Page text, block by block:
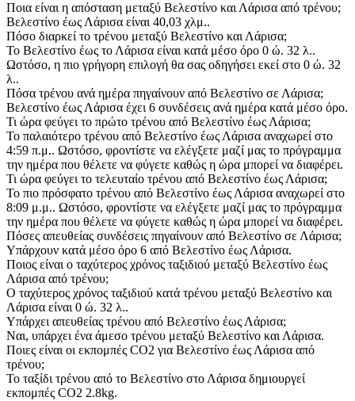
Ποια είναι η απόσταση μεταξύ Βελεστίνο και Λάρισα από τρένου;
Βελεστίνο έως Λάρισα είναι 40,03 χλμ..
Πόσο διαρκεί το τρένου μεταξύ Βελεστίνο και Λάρισα;
Το Βελεστίνο έως το Λάρισα είναι κατά μέσο όρο 0 ώ. 32 λ..
Ωστόσο, η πιο γρήγορη επιλογή θα σας οδηγήσει εκεί στο 0 ώ. 32
λ..
Πόσα τρένου ανά ημέρα πηγαίνουν από Βελεστίνο σε Λάρισα;
Βελεστίνο έως Λάρισα έχει 6 συνδέσεις ανά ημέρα κατά μέσο όρο.
Τι ώρα φεύγει το πρώτο τρένου από Βελεστίνο έως Λάρισα;
Το παλαιότερο τρένου από Βελεστίνο έως Λάρισα αναχωρεί στο
4:59 π.μ.. Ωστόσο, φροντίστε να ελέγξετε μαζί μας το πρόγραμμα
την ημέρα που θέλετε να φύγετε καθώς η ώρα μπορεί να διαφέρει.
Τι ώρα φεύγει το τελευταίο τρένου από Βελεστίνο έως Λάρισα;
Το πιο πρόσφατο τρένου από Βελεστίνο έως Λάρισα αναχωρεί στο
8:09 μ.μ.. Ωστόσο, φροντίστε να ελέγξετε μαζί μας το πρόγραμμα
την ημέρα που θέλετε να φύγετε καθώς η ώρα μπορεί να διαφέρει.
Πόσες απευθείας συνδέσεις πηγαίνουν από Βελεστίνο σε Λάρισα;
Υπάρχουν κατά μέσο όρο 6 από Βελεστίνο έως Λάρισα.
Ποιος είναι ο ταχύτερος χρόνος ταξιδιού μεταξύ Βελεστίνο έως
Λάρισα από τρένου;
Ο ταχύτερος χρόνος ταξιδιού κατά τρένου μεταξύ Βελεστίνο και
Λάρισα είναι 0 ώ. 32 λ..
Υπάρχει απευθείας τρένου από Βελεστίνο έως Λάρισα;
Ναι, υπάρχει ένα άμεσο τρένου μεταξύ Βελεστίνο και Λάρισα.
Ποιες είναι οι εκπομπές CO2 για Βελεστίνο έως Λάρισα από
τρένου;
Το ταξίδι τρένου από το Βελεστίνο στο Λάρισα δημιουργεί
εκπομπές CO2 2.8kg.